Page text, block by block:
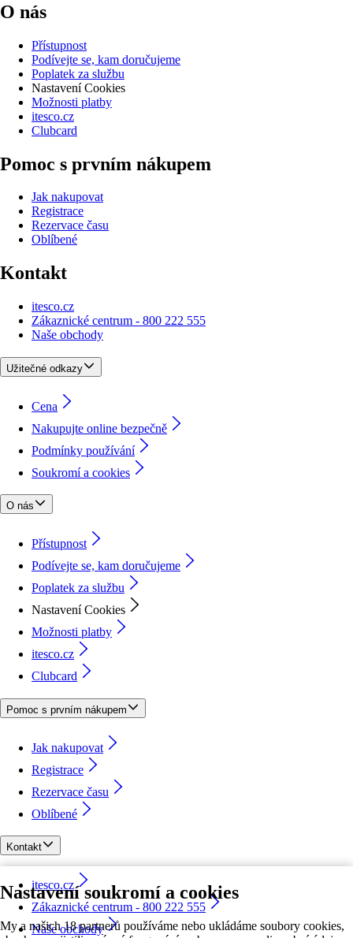
Nastavení soukromí a cookies
My a našich 18 partnerů používáme nebo ukládáme soubory cookies,
O nás
Přístupnost
Podívejte se, kam doručujeme
Poplatek za službu
Nastavení Cookies
Možnosti platby
itesco.cz
Clubcard
Pomoc s prvním nákupem
Jak nakupovat
Registrace
Rezervace času
Oblíbené
Kontakt
itesco.cz
Zákaznické centrum - 800 222 555
Naše obchody
Užitečné odkazy
Cena
Nakupujte online bezpečně
Podmínky používání
Soukromí a cookies
O nás
Přístupnost
Podívejte se, kam doručujeme
Poplatek za službu
Nastavení Cookies
Možnosti platby
itesco.cz
Clubcard
Pomoc s prvním nákupem
Jak nakupovat
Registrace
Rezervace času
Oblíbené
Kontakt
itesco.cz
Zákaznické centrum - 800 222 555
Naše obchody